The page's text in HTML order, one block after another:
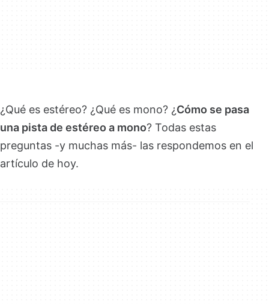
¿Qué es estéreo? ¿Qué es mono? ¿Cómo se pasa
una pista de estéreo a mono? Todas estas
preguntas -y muchas más- las respondemos en el
artículo de hoy.